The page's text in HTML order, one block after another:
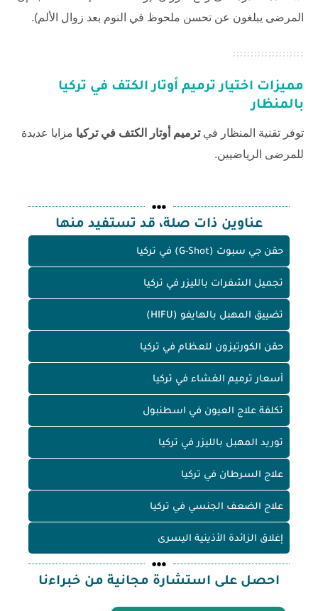
المرضى يبلغون عن تحسن ملحوظ في النوم بعد زوال الألم).
مميزات اختيار ترميم أوتار الكتف في تركيا
بالمنظار
توفر تقنية المنظار فيترميم أوتار الكتف في تركيا مزايا عديدة
للمرضى الرياضيين.
عناوين ذات صلة، قد تستفيد منها
حقن جي سبوت (G-Shot) في تركيا
تجميل الشفرات بالليزر في تركيا
تضييق المهبل بالهايفو (HIFU)
حقن الكورتيزون للعظام في تركيا
أسعار ترميم الغشاء في تركيا
تكلفة علاج العيون في اسطنبول
توريد المهبل بالليزر في تركيا
علاج السرطان في تركيا
علاج الضعف الجنسي في تركيا
إغلاق الزائدة الأذينية اليسرى
احصل على استشارة مجانية من خبراءنا